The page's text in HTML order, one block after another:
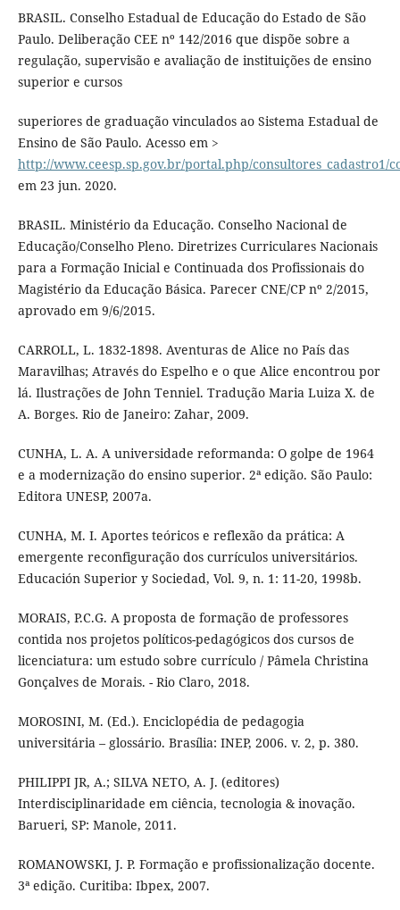
BRASIL. Conselho Estadual de Educação do Estado de São
Paulo. Deliberação CEE nº 142/2016 que dispõe sobre a
regulação, supervisão e avaliação de instituições de ensino
superior e cursos
superiores de graduação vinculados ao Sistema Estadual de
Ensino de São Paulo. Acesso em >
http://www.ceesp.sp.gov.br/portal.php/consultores_cadastro1/
em 23 jun. 2020.
BRASIL. Ministério da Educação. Conselho Nacional de
Educação/Conselho Pleno. Diretrizes Curriculares Nacionais
para a Formação Inicial e Continuada dos Profissionais do
Magistério da Educação Básica. Parecer CNE/CP nº 2/2015,
aprovado em 9/6/2015.
CARROLL, L. 1832-1898. Aventuras de Alice no País das
Maravilhas; Através do Espelho e o que Alice encontrou por
lá. Ilustrações de John Tenniel. Tradução Maria Luiza X. de
A. Borges. Rio de Janeiro: Zahar, 2009.
CUNHA, L. A. A universidade reformanda: O golpe de 1964
e a modernização do ensino superior. 2ª edição. São Paulo:
Editora UNESP, 2007a.
CUNHA, M. I. Aportes teóricos e reflexão da prática: A
emergente reconfiguração dos currículos universitários.
Educación Superior y Sociedad, Vol. 9, n. 1: 11-20, 1998b.
MORAIS, P.C.G. A proposta de formação de professores
contida nos projetos políticos-pedagógicos dos cursos de
licenciatura: um estudo sobre currículo / Pâmela Christina
Gonçalves de Morais. - Rio Claro, 2018.
MOROSINI, M. (Ed.). Enciclopédia de pedagogia
universitária – glossário. Brasília: INEP, 2006. v. 2, p. 380.
PHILIPPI JR, A.; SILVA NETO, A. J. (editores)
Interdisciplinaridade em ciência, tecnologia & inovação.
Barueri, SP: Manole, 2011.
ROMANOWSKI, J. P. Formação e profissionalização docente.
3ª edição. Curitiba: Ibpex, 2007.